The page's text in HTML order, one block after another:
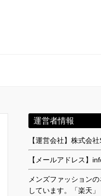
運営者情報
【運営会社】株式会
【メールアドレス】
メンズファッション
しています。「楽天